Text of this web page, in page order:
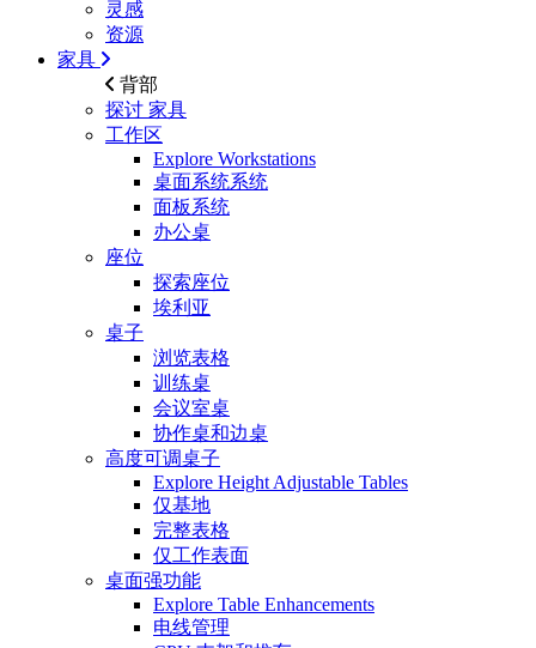
灵感
资源
家具
背部
探讨 家具
工作区
Explore Workstations
桌面系统系统
面板系统
办公桌
座位
探索座位
埃利亚
桌子
浏览表格
训练桌
会议室桌
协作桌和边桌
高度可调桌子
Explore Height Adjustable Tables
仅基地
完整表格
仅工作表面
桌面强功能
Explore Table Enhancements
电线管理